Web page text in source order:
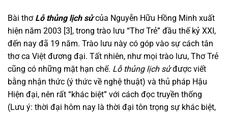
Bài thơ Lỗ thủng lịch sửcủa Nguyễn Hữu Hồng Minh xuất
hiện năm 2003 [3], trong trào lưu “Thơ Trẻ” đầu thế kỷ XXI,
đến nay đã 19 năm. Trào lưu này có góp vào sự cách tân
thơ ca Việt đương đại. Tất nhiên, như mọi trào lưu, Thơ Trẻ
cũng có những mặt hạn chế. Lỗ thủng lịch sửđược viết
bằng nhận thức (ý thức về nghệ thuật) và thủ pháp Hậu
Hiện đại, nên rất “khác biệt” với cách đọc truyền thống
(Lưu ý: thời đại hôm nay là thời đại tôn trọng sự khác biệt,